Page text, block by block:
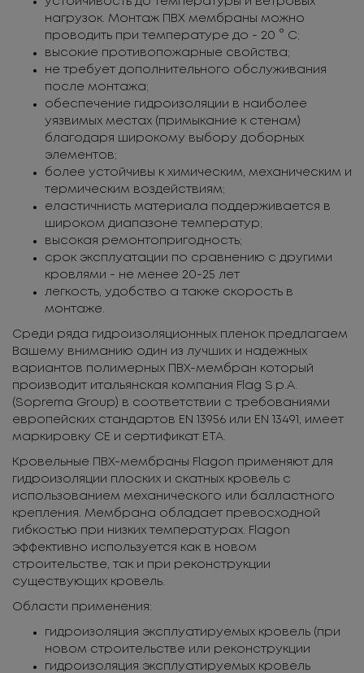
нагрузок. Монтаж ПВХ мембраны можно
проводить при температуре до - 20 ° С;
высокие противопожарные свойства;
не требует дополнительного обслуживания
после монтажа;
обеспечение гидроизоляции в наиболее
уязвимых местах (примыкание к стенам)
благодаря широкому выбору доборных
элементов;
более устойчивы к химическим, механическим и
термическим воздействиям;
еластичнисть материала поддерживается в
широком диапазоне температур;
высокая ремонтопригодность;
срок эксплуатации по сравнению с другими
кровлями - не менее 20-25 лет
легкость, удобство а также скорость в
монтаже.
Среди ряда гидроизоляционных пленок предлагаем
Вашему вниманию один из лучших и надежных
вариантов полимерных ПВХ-мембран который
производит итальянская компания Flag S.p.A.
(Soprema Group) в соответствии с требованиями
европейских стандартов EN 13956 или EN 13491, имеет
маркировку CE и сертификат ETA.
Кровельные ПВХ-мембраны Flagon применяют для
гидроизоляции плоских и скатных кровель с
использованием механического или балластного
крепления. Мембрана обладает превосходной
гибкостью при низких температурах. Flagon
эффективно используется как в новом
строительстве, так и при реконструкции
существующих кровель.
Области применения:
гидроизоляция эксплуатируемых кровель (при
новом строительстве или реконструкции
гидроизоляция эксплуатируемых кровель